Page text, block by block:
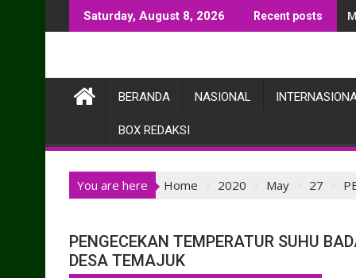
to
Saturday, August 8, 2026 Recent posts
BERANDA NASIONAL
BOX REDAKSI
You are here Home 2020 May 27
PENGECEKAN TEMPERATUR SUHU
DESA TEMAJUK